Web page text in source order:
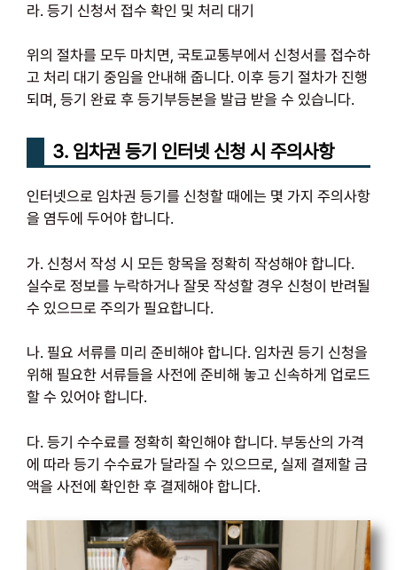
라. 등기 신청서 접수 확인 및 처리 대기
위의 절차를 모두 마치면, 국토교통부에서 신청서를 접수하
고 처리 대기 중임을 안내해 줍니다. 이후 등기 절차가 진행
되며, 등기 완료 후 등기부등본을 발급 받을 수 있습니다.
3. 임차권 등기 인터넷 신청 시 주의사항
인터넷으로 임차권 등기를 신청할 때에는 몇 가지 주의사항
을 염두에 두어야 합니다.
가. 신청서 작성 시 모든 항목을 정확히 작성해야 합니다.
실수로 정보를 누락하거나 잘못 작성할 경우 신청이 반려될
수 있으므로 주의가 필요합니다.
나. 필요 서류를 미리 준비해야 합니다. 임차권 등기 신청을
위해 필요한 서류들을 사전에 준비해 놓고 신속하게 업로드
할 수 있어야 합니다.
다. 등기 수수료를 정확히 확인해야 합니다. 부동산의 가격
에 따라 등기 수수료가 달라질 수 있으므로, 실제 결제할 금
액을 사전에 확인한 후 결제해야 합니다.